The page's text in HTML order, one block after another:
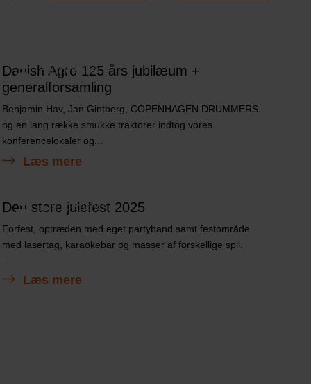
390 personer
Danish Agro 125 års jubilæum +
generalforsamling
Benjamin Hav, Jan Gintberg, COPENHAGEN DRUMMERS
og en lang række smukke traktorer indtog vores
konferencelokaler og...
Læs mere
1750 personer
Den store julefest 2025
Forfest, optræden med eget partyband samt festområde
med lasertag, karaokebar og masser af forskellige spil.
Læs mere